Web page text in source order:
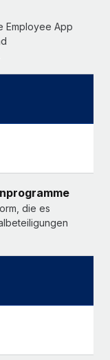
Employee App
die es